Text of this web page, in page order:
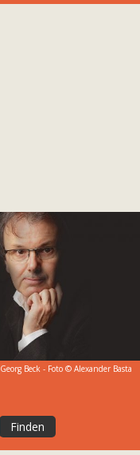
Georg Beck - Foto © Alexander Basta